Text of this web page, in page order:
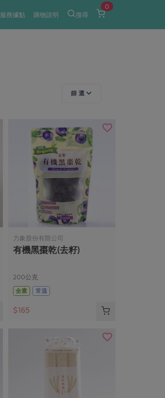
服務據點 購物說明 搜尋
0
篩 選
力象股份有限公司
有機黑棗乾(去籽)
200公克
全素
常溫
$165